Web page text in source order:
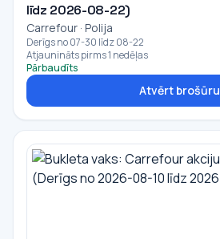
līdz 2026-08-22)
Carrefour · Polija
Derīgs no 07-30 līdz 08-22
Atjaunināts pirms 1 nedēļas
Pārbaudīts
Atvērt brošūru